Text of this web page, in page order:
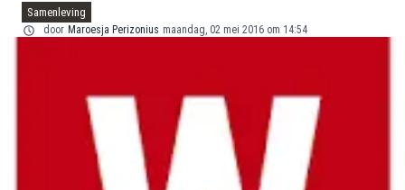
Samenleving
door Maroesja Perizonius maandag, 02 mei 2016 om 14:54